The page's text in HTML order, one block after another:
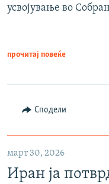
усвојување во
прочитај повеќе
Сподели
март 30, 2026
Иран ја